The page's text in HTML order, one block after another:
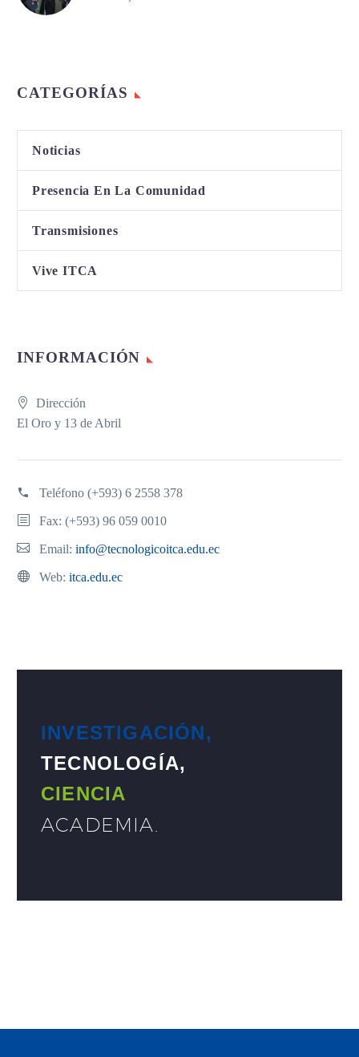
CATEGORÍAS
Noticias
Presencia En La Comunidad
Transmisiones
Vive ITCA
INFORMACIÓN
Dirección
El Oro y 13 de Abril
Teléfono (+593) 6 2558 378
Fax: (+593) 96 059 0010
Email: info@tecnologicoitca.edu.ec
Web: itca.edu.ec
INVESTIGACIÓN,
TECNOLOGÍA,
CIENCIA
ACADEMIA